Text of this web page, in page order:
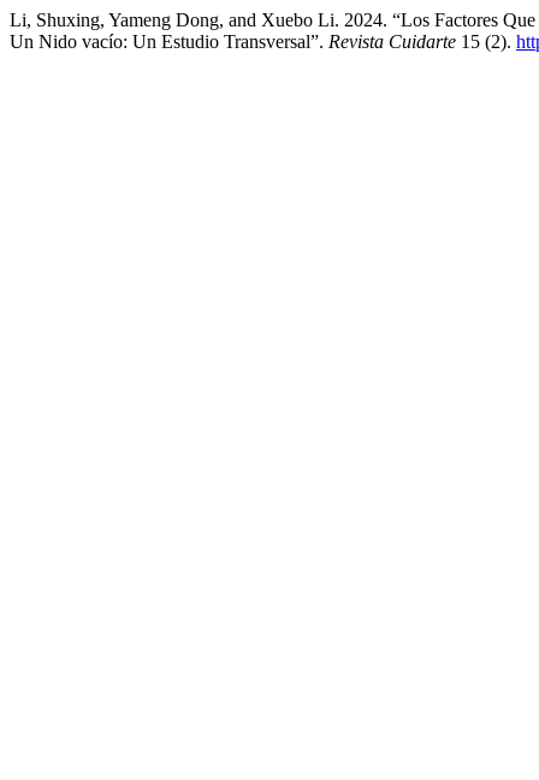
Li, Shuxing, Yameng Dong, and Xuebo Li. 2024. “Los Factores
Un Nido vacío: Un Estudio Transversal”. Revista Cuidarte 15 (2).